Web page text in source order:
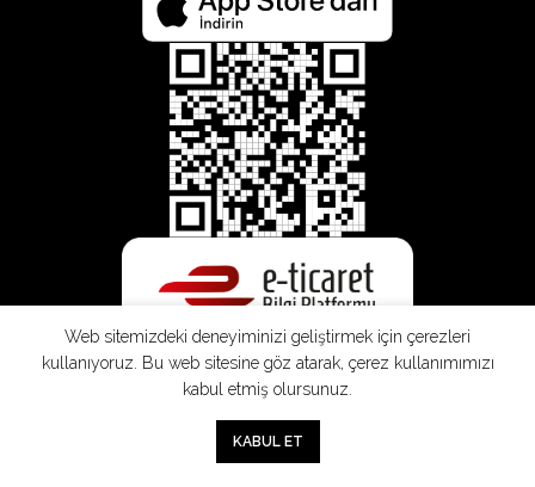
Web sitemizdeki deneyiminizi geliştirmek için çerezleri
kullanıyoruz. Bu web sitesine göz atarak, çerez kullanımımızı
kabul etmiş olursunuz.
KABUL ET
Sepet